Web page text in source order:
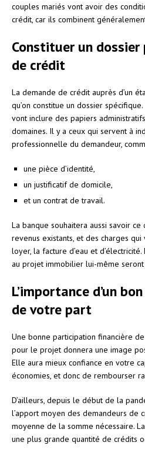
couples mariés vont avoir des
crédit, car ils combinent
Constituer un
de crédit
La demande de crédit auprès d’un
qu’on constitue un dossier
vont inclure des papiers
domaines. Il y a ceux qui servent à
professionnelle du demandeur,
une pièce d’identité,
un justificatif de domicile,
et un contrat de travail.
La banque souhaitera aussi savoir
revenus existants, et des charges
loyer, la facture d’eau et
au projet immobilier lui-même
L’importance d’un
de votre part
Une bonne participation financière
pour le projet donnera une image
Elle aura mieux confiance en votre
économies, et donc de rembourser
D’ailleurs, depuis le début de la
l’apport moyen des demandeurs de
moyenne de la somme nécessaire.
une plus grande quantité de crédits